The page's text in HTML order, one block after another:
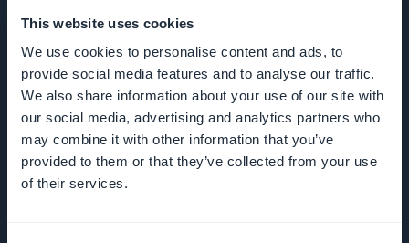
This website uses cookies
We use cookies to personalise content and ads, to
provide social media features and to analyse our traffic.
We also share information about your use of our site with
our social media, advertising and analytics partners who
may combine it with other information that you’ve
provided to them or that they’ve collected from your use
of their services.
Tietoa meistä
Poikkeuksellinen
apu